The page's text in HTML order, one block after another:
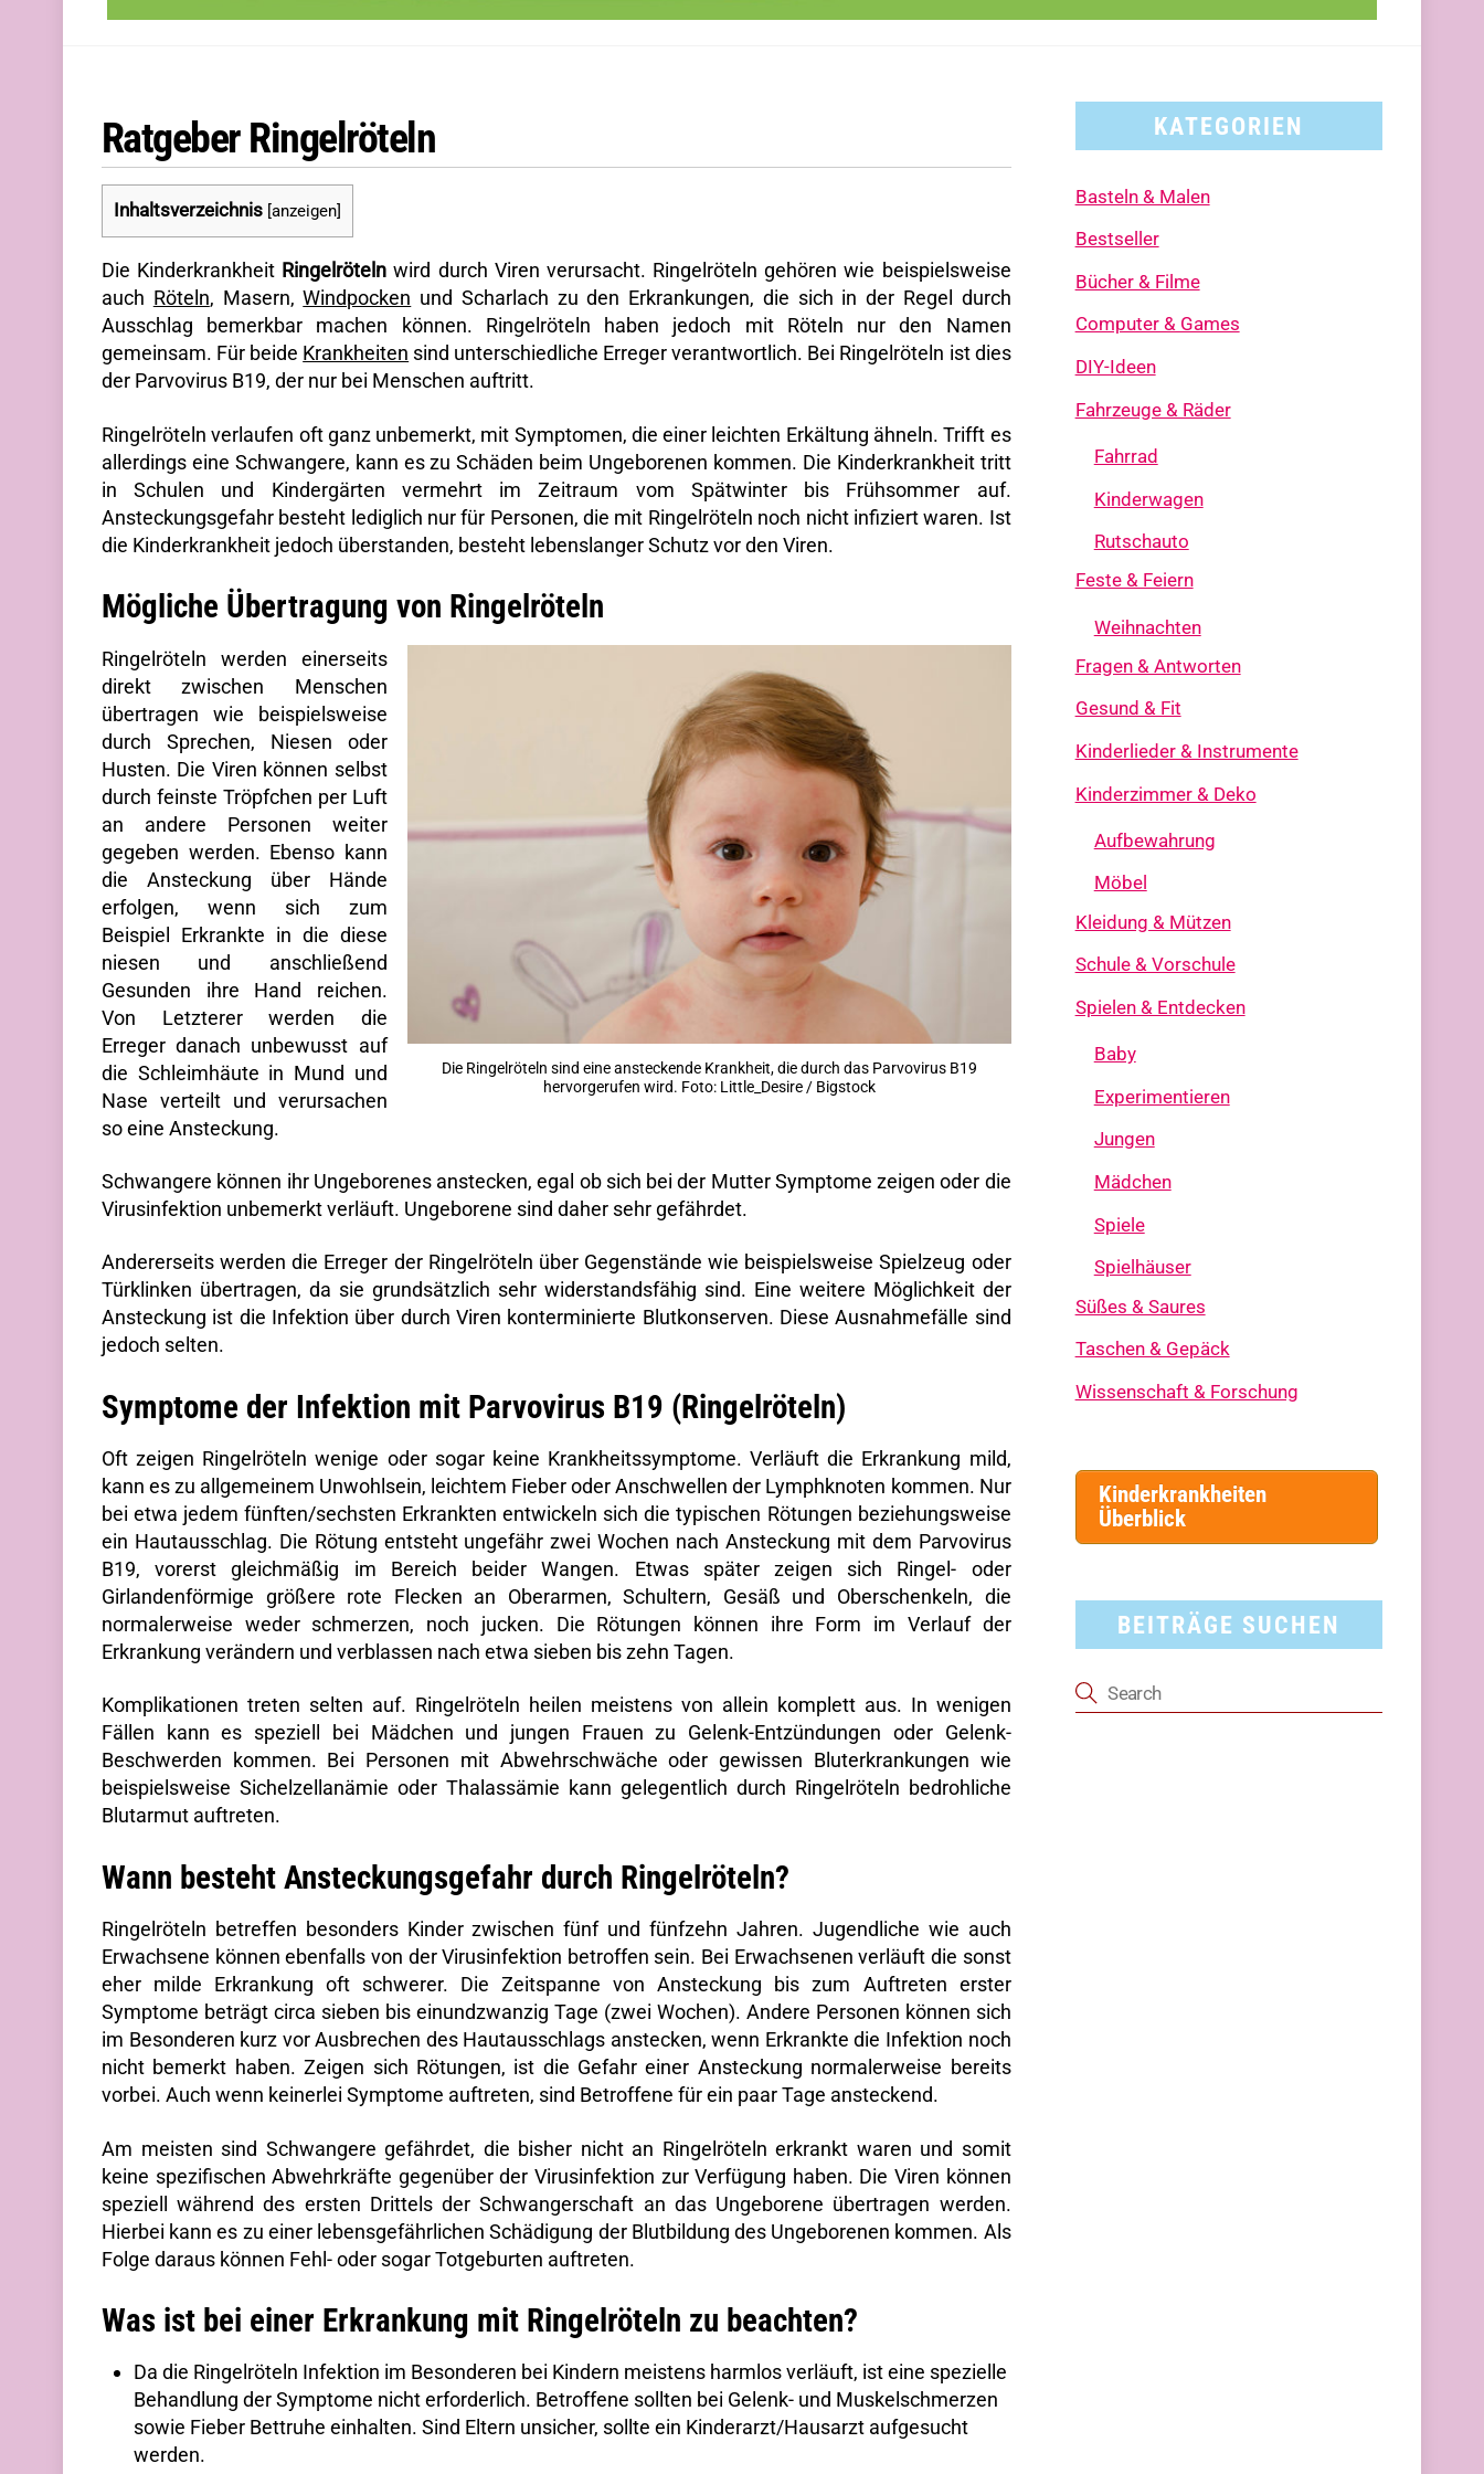
Ratgeber Ringelröteln
Inhaltsverzeichnis [anzeigen]
Die Kinderkrankheit Ringelröteln wird durch Viren verursacht. Ringelröteln gehören wie beispielsweise
auch Röteln, Masern,Windpocken und Scharlach zu den Erkrankungen, die sich in der Regel durch
Ausschlag bemerkbar machen können. Ringelröteln haben jedoch mit Röteln nur den Namen
gemeinsam. Für beide Krankheiten sind unterschiedliche Erreger verantwortlich. Bei Ringelröteln ist dies
der Parvovirus B19, der nur bei Menschen auftritt.
Ringelröteln verlaufen oft ganz unbemerkt, mit Symptomen, die einer leichten Erkältung ähneln. Trifft es
allerdings eine Schwangere, kann es zu Schäden beim Ungeborenen kommen. Die Kinderkrankheit tritt
in Schulen und Kindergärten vermehrt im Zeitraum vom Spätwinter bis Frühsommer auf.
Ansteckungsgefahr besteht lediglich nur für Personen, die mit Ringelröteln noch nicht infiziert waren. Ist
die Kinderkrankheit jedoch überstanden, besteht lebenslanger Schutz vor den Viren.
Mögliche Übertragung von Ringelröteln
Die Ringelröteln sind eine ansteckende Krankheit, die durch das Parvovirus B19
hervorgerufen wird. Foto: Little_Desire / Bigstock
Ringelröteln werden einerseits
direkt zwischen Menschen
übertragen wie beispielsweise
durch Sprechen, Niesen oder
Husten. Die Viren können selbst
durch feinste Tröpfchen per Luft
an andere Personen weiter
gegeben werden. Ebenso kann
die Ansteckung über Hände
erfolgen, wenn sich zum
Beispiel Erkrankte in die diese
niesen und anschließend
Gesunden ihre Hand reichen.
Von Letzterer werden die
Erreger danach unbewusst auf
die Schleimhäute in Mund und
Nase verteilt und verursachen
so eine Ansteckung.
Schwangere können ihr Ungeborenes anstecken, egal ob sich bei der Mutter Symptome zeigen oder die
Virusinfektion unbemerkt verläuft. Ungeborene sind daher sehr gefährdet.
Andererseits werden die Erreger der Ringelröteln über Gegenstände wie beispielsweise Spielzeug oder
Türklinken übertragen, da sie grundsätzlich sehr widerstandsfähig sind. Eine weitere Möglichkeit der
Ansteckung ist die Infektion über durch Viren konterminierte Blutkonserven. Diese Ausnahmefälle sind
jedoch selten.
Symptome der Infektion mit Parvovirus B19 (Ringelröteln)
Oft zeigen Ringelröteln wenige oder sogar keine Krankheitssymptome. Verläuft die Erkrankung mild,
kann es zu allgemeinem Unwohlsein, leichtem Fieber oder Anschwellen der Lymphknoten kommen. Nur
bei etwa jedem fünften/sechsten Erkrankten entwickeln sich die typischen Rötungen beziehungsweise
ein Hautausschlag. Die Rötung entsteht ungefähr zwei Wochen nach Ansteckung mit dem Parvovirus
B19, vorerst gleichmäßig im Bereich beider Wangen. Etwas später zeigen sich Ringel- oder
Girlandenförmige größere rote Flecken an Oberarmen, Schultern, Gesäß und Oberschenkeln, die
normalerweise weder schmerzen, noch jucken. Die Rötungen können ihre Form im Verlauf der
Erkrankung verändern und verblassen nach etwa sieben bis zehn Tagen.
Komplikationen treten selten auf. Ringelröteln heilen meistens von allein komplett aus. In wenigen
Fällen kann es speziell bei Mädchen und jungen Frauen zu Gelenk-Entzündungen oder Gelenk-
Beschwerden kommen. Bei Personen mit Abwehrschwäche oder gewissen Bluterkrankungen wie
beispielsweise Sichelzellanämie oder Thalassämie kann gelegentlich durch Ringelröteln bedrohliche
Blutarmut auftreten.
Wann besteht Ansteckungsgefahr durch Ringelröteln?
Ringelröteln betreffen besonders Kinder zwischen fünf und fünfzehn Jahren. Jugendliche wie auch
Erwachsene können ebenfalls von der Virusinfektion betroffen sein. Bei Erwachsenen verläuft die sonst
eher milde Erkrankung oft schwerer. Die Zeitspanne von Ansteckung bis zum Auftreten erster
Symptome beträgt circa sieben bis einundzwanzig Tage (zwei Wochen). Andere Personen können sich
im Besonderen kurz vor Ausbrechen des Hautausschlags anstecken, wenn Erkrankte die Infektion noch
nicht bemerkt haben. Zeigen sich Rötungen, ist die Gefahr einer Ansteckung normalerweise bereits
vorbei. Auch wenn keinerlei Symptome auftreten, sind Betroffene für ein paar Tage ansteckend.
Am meisten sind Schwangere gefährdet, die bisher nicht an Ringelröteln erkrankt waren und somit
keine spezifischen Abwehrkräfte gegenüber der Virusinfektion zur Verfügung haben. Die Viren können
speziell während des ersten Drittels der Schwangerschaft an das Ungeborene übertragen werden.
Hierbei kann es zu einer lebensgefährlichen Schädigung der Blutbildung des Ungeborenen kommen. Als
Folge daraus können Fehl- oder sogar Totgeburten auftreten.
Was ist bei einer Erkrankung mit Ringelröteln zu beachten?
Da die Ringelröteln Infektion im Besonderen bei Kindern meistens harmlos verläuft, ist eine spezielle
Behandlung der Symptome nicht erforderlich. Betroffene sollten bei Gelenk- und Muskelschmerzen
sowie Fieber Bettruhe einhalten. Sind Eltern unsicher, sollte ein Kinderarzt/Hausarzt aufgesucht
werden.
KATEGORIEN
Basteln & Malen
Bestseller
Bücher & Filme
Computer & Games
DIY-Ideen
Fahrzeuge & Räder
Fahrrad
Kinderwagen
Rutschauto
Feste & Feiern
Weihnachten
Fragen & Antworten
Gesund & Fit
Kinderlieder & Instrumente
Kinderzimmer & Deko
Aufbewahrung
Möbel
Kleidung & Mützen
Schule & Vorschule
Spielen & Entdecken
Baby
Experimentieren
Jungen
Mädchen
Spiele
Spielhäuser
Süßes & Saures
Taschen & Gepäck
Wissenschaft & Forschung
Kinderkrankheiten
Überblick
BEITRÄGE SUCHEN